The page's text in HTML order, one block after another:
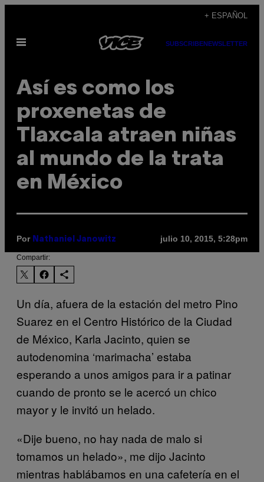
contenido
+ ESPAÑOL
Abrir
SUBSCRIBENEWSLETTER
Así es como los
proxenetas de
Tlaxcala atraen niñas
al mundo de la trata
en México
Por Nathaniel Janowitz julio 10, 2015, 5:28pm
Compartir:
Un día, afuera de la estación del metro Pino
Suarez en el Centro Histórico de la Ciudad
de México, Karla Jacinto, quien se
autodenomina ‘marimacha’ estaba
esperando a unos amigos para ir a patinar
cuando de pronto se le acercó un chico
mayor y le invitó un helado.
«Dije bueno, no hay nada de malo si
tomamos un helado», me dijo Jacinto
mientras hablábamos en una cafetería en el